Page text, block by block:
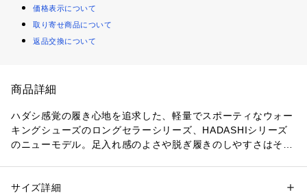
価格表示について
取り寄せ商品について
返品交換について
商品詳細
ハダシ感覚の履き心地を追求した、軽量でスポーティなウォー
キングシューズのロングセラーシリーズ、HADASHIシリーズ
のニューモデル。足入れ感のよさや脱ぎ履きのしやすさはその
す。内側にファスナーを配置し、脱ぎ履きも簡単。かかと部と
性別：メンズ
サイズ詳細